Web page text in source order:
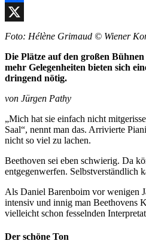
Facebook
X
Foto: Hélène Grimaud © Wiener
Die Plätze auf den großen
mehr Gelegenheiten bieten sich
dringend nötig.
von Jürgen Pathy
„Mich hat sie einfach nicht
Saal“, nennt man das. Arrivierte
nicht so viel zu lachen.
Beethoven sei eben schwierig. Da
entgegenwerfen. Selbstverständlich
Als Daniel Barenboim vor wenigen
intensiv und innig man Beethovens
vielleicht schon fesselnden
Der schöne Ton